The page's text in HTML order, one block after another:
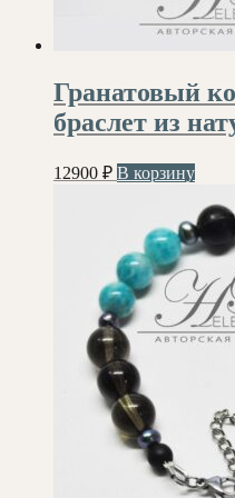
Гранатовый
браслет из
12900 ₽ В корзину